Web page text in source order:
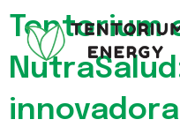
Tentorium
innovadora